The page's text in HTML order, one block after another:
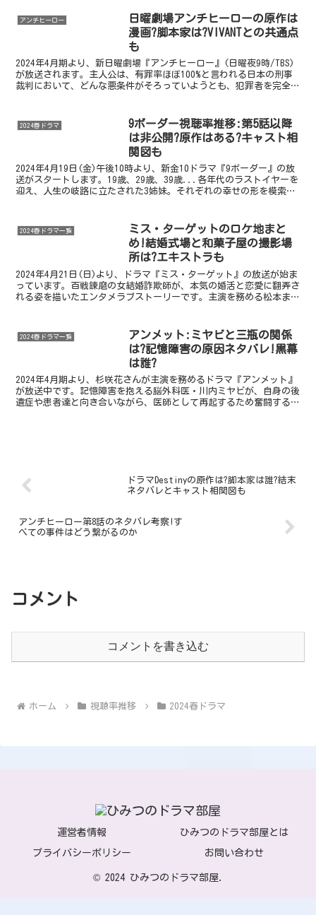
アンチヒーロー
日曜劇場アンチヒーローの原作は
漫画?脚本家は?VIVANTとの共通点
も
2024年4月期より、新日曜劇場『アンチヒーロー』(日曜夜9時/TBS)
が放送されます。主人公は、有罪率ほぼ100%と言われる日本の刑事
裁判において、どんな悪条件がそろっていようとも、犯罪者を完全無
2024春ドラマ
9ボーダー視聴率推移:第5話以降
は非公開?原作はある?キャスト相
関図も
2024年4月19日(金)午後10時より、新金10ドラマ『9ボーダー』の放
送がスタートします。19歳、29歳、39歳...各年代のラストイヤーを
迎え、人生の岐路に立たされた3姉妹。それぞれの幸せの形を模索
2024春ドラマ一覧
ミス・ターゲットのロケ地まと
め!結婚式場と和菓子屋の撮影場
所は?エキストラも
2024年4月21日(日)より、ドラマ『ミス・ターゲット』の放送が始ま
っています。百戦錬磨の女結婚詐欺師が、本気の婚活と恋愛に翻弄さ
れる姿を描いたエンタメラブストーリーです。主演を務める松本まり
2024春ドラマ一覧
アンメット:ミヤビと三瓶の関係
は?記憶障害の原因ネタバレ!黒幕
は誰?
2024年4月期より、杉咲花さんが主演を務めるドラマ『アンメット』
が放送中です。記憶障害を抱える脳外科医・川内ミヤビが、自身の後
遺症や患者達と向き合いながら、医師として再起するため奮闘する姿
ドラマDestinyの原作は?脚本家は誰?結末
ネタバレとキャスト相関図も
アンチヒーロー第8話のネタバレ考察!す
べての事件はどう繋がるのか
コメント
コメントを書き込む
ホーム 視聴率推移 2024春ドラマ
運営者情報 ひみつのドラマ部屋とは
プライバシーポリシー お問い合わせ
© 2024 ひみつのドラマ部屋.